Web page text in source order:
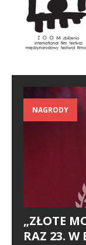
NAGRODY
„ZŁOTE
RAZ 23. W